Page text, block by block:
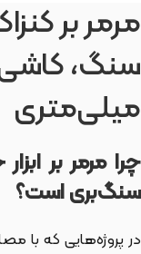
مرمر بر
سنگ،
میلی‌متری
چرا مرمر بر
سنگ‌بری است؟
در پروژه‌هایی که با